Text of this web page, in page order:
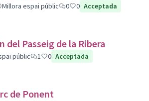
Millora espai públic 0 0 Acceptada
del Passeig de la Ribera
públic 1 0 Acceptada
de Ponent